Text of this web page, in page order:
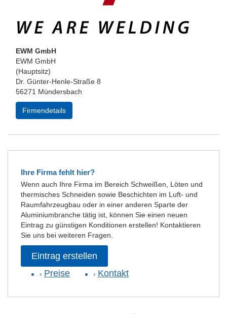
EWM GmbH
EWM GmbH
(Hauptsitz)
Dr. Günter-Henle-Straße 8
56271 Mündersbach
Firmendetails
Ihre Firma fehlt hier?
Wenn auch Ihre Firma im Bereich Schweißen, Löten und
thermisches Schneiden sowie Beschichten im Luft- und
Raumfahrzeugbau oder in einer anderen Sparte der
Aluminiumbranche tätig ist, können Sie einen neuen
Eintrag zu günstigen Konditionen erstellen! Kontaktieren
Sie uns bei weiteren Fragen.
Eintrag erstellen
› Preise › Kontakt